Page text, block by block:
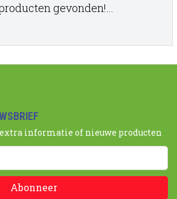
gevonden!...
extra informatie of nieuwe producten
Abonneer